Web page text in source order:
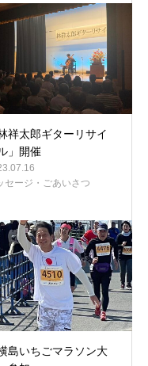
林祥太郎ギターリサイ
」開催
セージ・ごあいさつ
横島いちごマラソン大